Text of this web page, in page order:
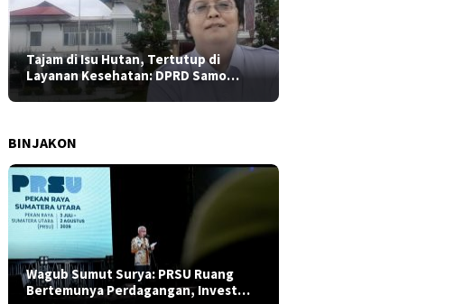
Tajam di Isu Hutan, Tertutup di
Layanan Kesehatan: DPRD Samo…
BINJAKON
Wagub Sumut Surya: PRSU Ruang
Bertemunya Perdagangan, Invest…